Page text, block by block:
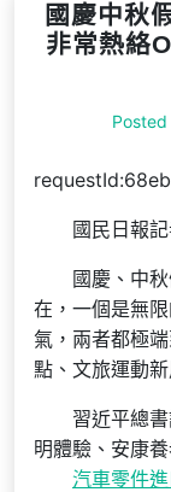
國慶中秋
非常熱絡
Posted
國民日報
國慶、中
在，一個是無
氣，兩者都極
點、文旅運動新
習近平總
明體驗、安康
汽車零件